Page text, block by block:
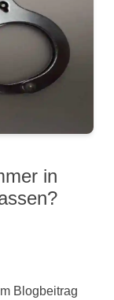
in
Blogbeitrag